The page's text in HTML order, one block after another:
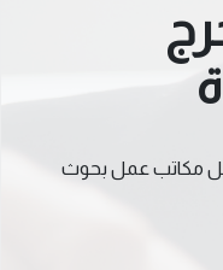
مكاتب عمل بحوث